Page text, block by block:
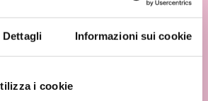
Dettagli Informazioni sui cookie
i cookie